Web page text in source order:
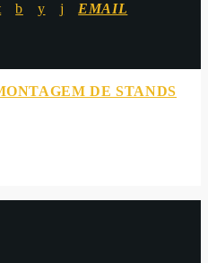
EMAIL
DE STANDS